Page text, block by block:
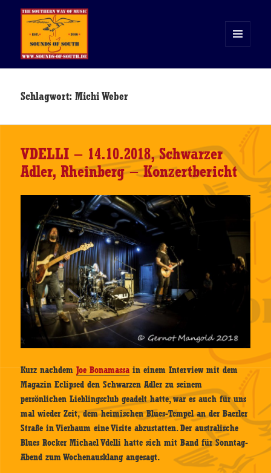
WIDGETS
Schlagwort:Michi Weber
VDELLI – 14.10.2018, Schwarzer
Adler, Rheinberg – Konzertbericht
Kurz nachdemJoe Bonamassa in einem Interview mit dem
Magazin Eclipsed den Schwarzen Adler zu seinem
persönlichen Lieblingsclub geadelt hatte, war es auch für uns
mal wieder Zeit, dem heimischen Blues-Tempel an der Baerler
Straße in Vierbaum eine Visite abzustatten. Der australische
Blues Rocker Michael Vdelli hatte sich mit Band für Sonntag-
Abend zum Wochenausklang angesagt.